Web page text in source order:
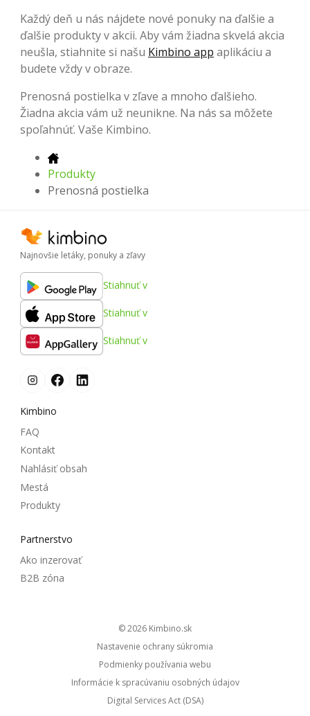
Každý deň u nás nájdete nové ponuky na ďalšie a
ďalšie produkty v akcii. Aby vám žiadna skvelá akcia
neušla, stiahnite si našu Kimbino app aplikáciu a
budete vždy v obraze.
Prenosná postielka v zľave a mnoho ďalšieho.
Žiadna akcia vám už neunikne. Na nás sa môžete
spoľahnúť. Vaše Kimbino.
Produkty
Prenosná postielka
Najnovšie letáky, ponuky a zľavy
Stiahnuť v
Stiahnuť v
Stiahnuť v
Kimbino
FAQ
Kontakt
Nahlásiť obsah
Mestá
Produkty
Partnerstvo
Ako inzerovať
B2B zóna
© 2026
kimbino.sk
Nastavenie ochrany súkromia
Podmienky používania webu
Informácie k spracúvaniu osobných údajov
Digital Services Act (DSA)